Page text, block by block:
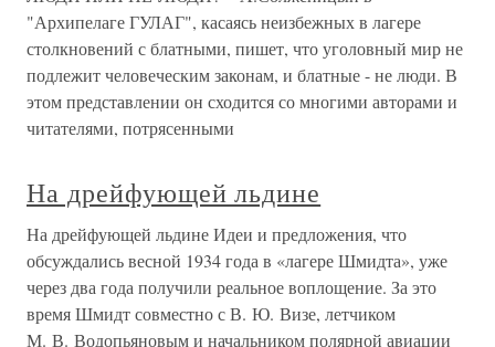
"Архипелаге ГУЛАГ", касаясь неизбежных в лагере
столкновений с блатными, пишет, что уголовный мир не
подлежит человеческим законам, и блатные - не люди. В
этом представлении он сходится со многими авторами и
читателями, потрясенными
На дрейфующей льдине
На дрейфующей льдине Идеи и предложения, что
обсуждались весной 1934 года в «лагере Шмидта», уже
через два года получили реальное воплощение. За это
время Шмидт совместно с В. Ю. Визе, летчиком
М. В. Водопьяновым и начальником полярной авиации